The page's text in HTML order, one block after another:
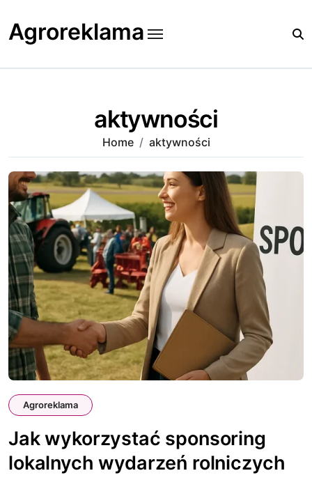
content
Agroreklama
aktywności
Home aktywności
Agroreklama
Jak wykorzystać sponsoring
lokalnych wydarzeń rolniczych